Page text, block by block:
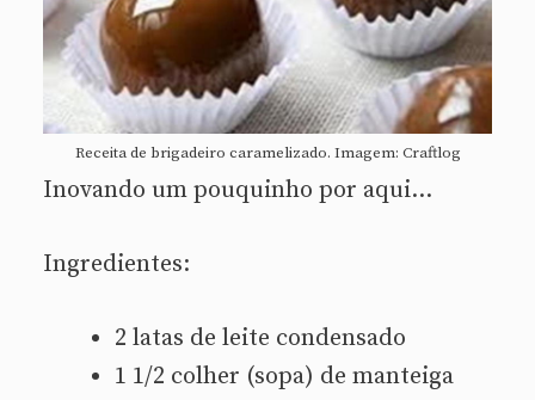
Receita de brigadeiro caramelizado. Imagem: Craftlog
Inovando um pouquinho por aqui…
Ingredientes:
2 latas de leite condensado
1 1/2 colher (sopa) de manteiga